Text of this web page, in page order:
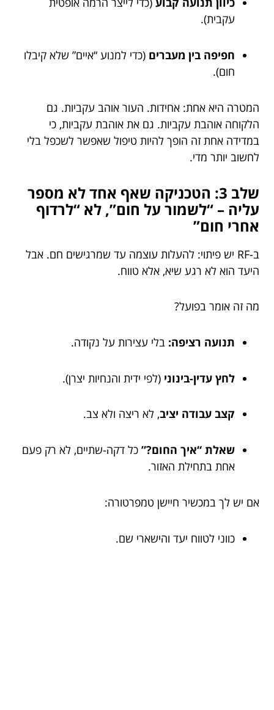
עקבית).
חפיפה בין מעברים (כדי למנוע “איים” שלא קיבלו
חום).
המטרה היא אחת: אחידות. העור אוהב עקביות. גם
הלקוחה אוהבת עקביות. גם את אוהבת עקביות, כי
במדידה אחת זה הופך להיות טיפול שאפשר לשכפל בלי
לחשוב יותר מדי.
שלב 3: הטכניקה שאף אחד לא מספר
עליה – “לשמור על חום”, לא “לרדוף
אחרי חום”
ב-RF יש פיתוי: להעלות עוצמה עד שמרגישים חם. אבל
היעד הוא לא רגע שיא, אלא טווח.
מה זה אומר בפועל?
תנועה רציפה: בלי עצירות על נקודה.
לחץ עדין-בינוני (לפי ידית והנחיות יצרן).
קצב עבודה יציב, לא ריצה ולא צב.
שאלת “איך החום?” כל דקה-שתיים, לא רק פעם
אחת בתחילת האזור.
אם יש לך במכשיר חיישן טמפרטורה:
כווני לטווח יעד והישארי שם.